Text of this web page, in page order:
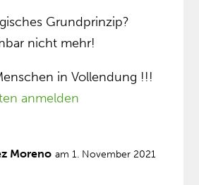
Grundprinzip?
nicht mehr!
in Vollendung !!!
anmelden
Moreno am 1. November 2021